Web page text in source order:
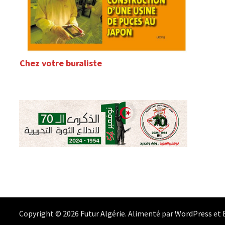
Chez votre buraliste
Copyright © 2026 Futur Algérie. Alimenté parWordPress et